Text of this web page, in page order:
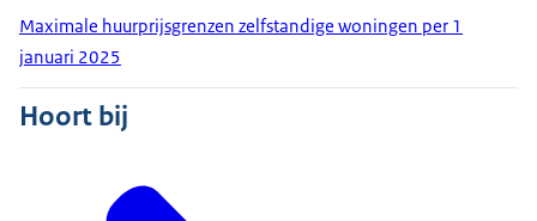
Maximale huurprijsgrenzen zelfstandige woningen per 1
januari 2025
Hoort bij